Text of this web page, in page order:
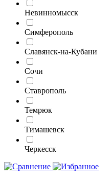
Невинномысск
Симферополь
Славянск-на-Кубани
Сочи
Ставрополь
Темрюк
Тимашевск
Черкесск